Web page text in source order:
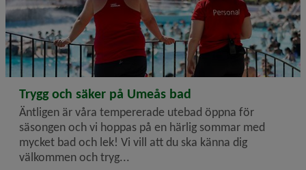
2026-06-23
Trygg och säker på Umeås bad
Äntligen är våra tempererade utebad öppna för
säsongen och vi hoppas på en härlig sommar med
mycket bad och lek! Vi vill att du ska känna dig
välkommen och tryg...